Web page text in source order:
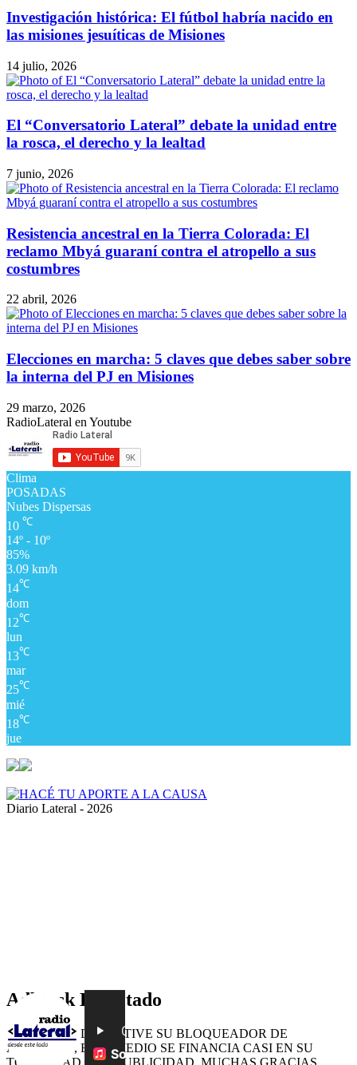
Investigación histórica: El fútbol habría nacido en
las misiones jesuíticas de Misiones
14 julio, 2026
El “Conversatorio Lateral” debate la unidad entre
la rosca, el derecho y la lealtad
7 junio, 2026
Resistencia ancestral en la Tierra Colorada: El
reclamo Mbyá guaraní contra el atropello a sus
costumbres
22 abril, 2026
Elecciones en marcha: 5 claves que debes saber sobre
la interna del PJ en Misiones
29 marzo, 2026
RadioLateral en Youtube
Clima
POSADAS
Nubes Dispersas
10 ℃
14º - 10º
85%
3.09 km/h
14℃
dom
12℃
lun
13℃
mar
25℃
mié
18℃
jue
Diario Lateral - 2026
Adblock Detectado
POR FAVOR DESACTIVE SU BLOQUEADOR DE
ANUNCIOS, ESTE MEDIO SE FINANCIA CASI EN SU
TOTALIDAD CON PUBLICIDAD, MUCHAS GRACIAS